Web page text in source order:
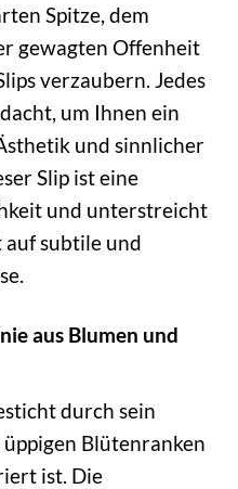
Spitze, dem
gewagten Offenheit
verzaubern. Jedes
um Ihnen ein
und sinnlicher
Slip ist eine
und unterstreicht
subtile und
aus Blumen und
durch sein
Blütenranken
ist. Die